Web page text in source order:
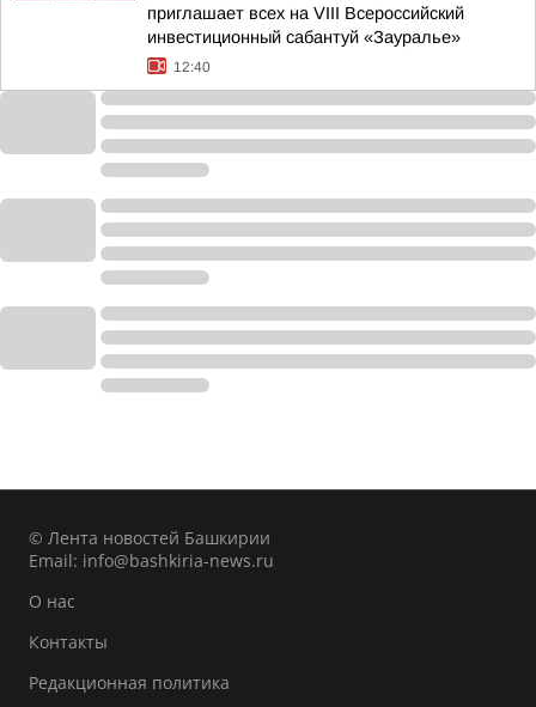
приглашает всех на VIII Всероссийский
инвестиционный сабантуй «Зауралье»
12:40
© Лента новостей Башкирии
Email: info@bashkiria-news.ru
О нас
Контакты
Редакционная политика